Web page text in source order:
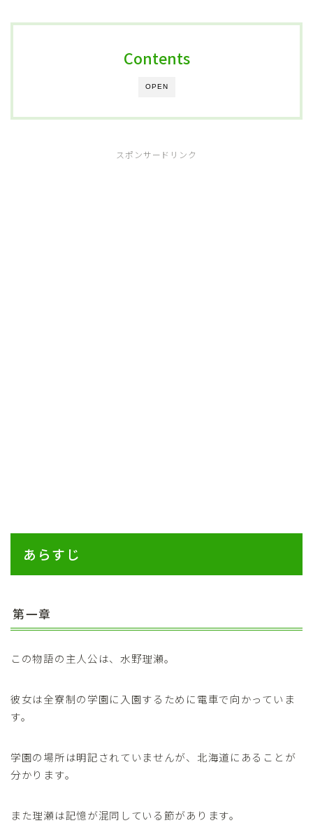
OPEN
Contents
スポンサードリンク
あらすじ
第一章
この物語の主人公は、水野理瀬。
彼女は全寮制の学園に入園するために電車で向かっていま
す。
学園の場所は明記されていませんが、北海道にあることが
分かります。
また理瀬は記憶が混同している節があります。